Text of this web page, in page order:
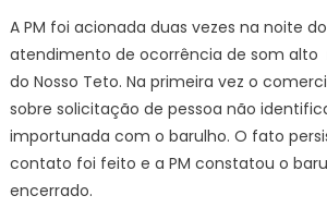
A PM foi acionada duas vezes na noite
atendimento de ocorrência de som alto
do Nosso Teto. Na primeira vez o
sobre solicitação de pessoa não
importunada com o barulho. O fato
contato foi feito e a PM constatou o
encerrado.